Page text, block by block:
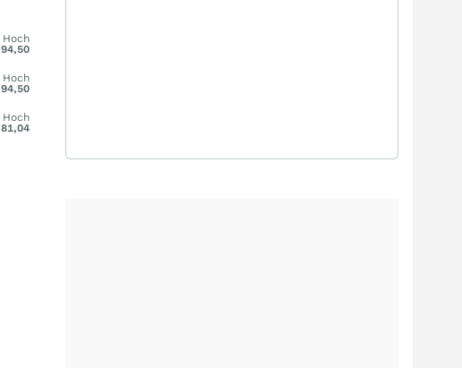
Hoch
94,50
Hoch
94,50
Hoch
81,04